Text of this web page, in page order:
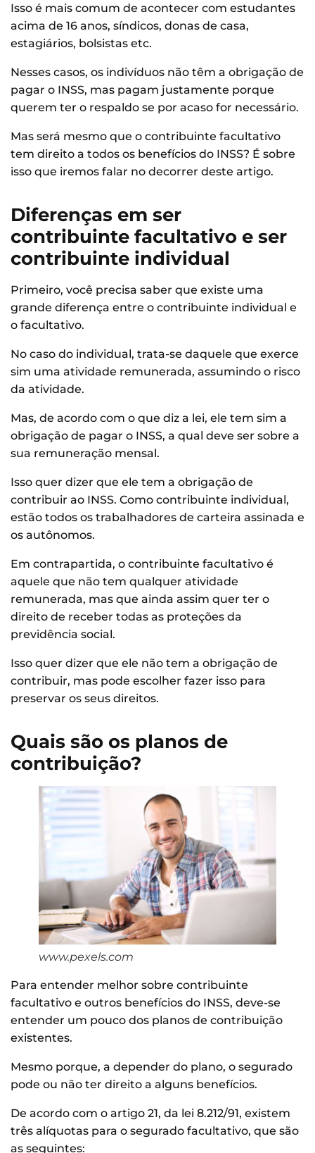
Isso é mais comum de acontecer com estudantes
acima de 16 anos, síndicos, donas de casa,
estagiários, bolsistas etc.
Nesses casos, os indivíduos não têm a obrigação de
pagar o INSS, mas pagam justamente porque
querem ter o respaldo se por acaso for necessário.
Mas será mesmo que o contribuinte facultativo
tem direito a todos os benefícios do INSS? É sobre
isso que iremos falar no decorrer deste artigo.
Diferenças em ser
contribuinte facultativo e ser
contribuinte individual
Primeiro, você precisa saber que existe uma
grande diferença entre o contribuinte individual e
o facultativo.
No caso do individual, trata-se daquele que exerce
sim uma atividade remunerada, assumindo o risco
da atividade.
Mas, de acordo com o que diz a lei, ele tem sim a
obrigação de pagar o INSS, a qual deve ser sobre a
sua remuneração mensal.
Isso quer dizer que ele tem a obrigação de
contribuir ao INSS. Como contribuinte individual,
estão todos os trabalhadores de carteira assinada e
os autônomos.
Em contrapartida, o contribuinte facultativo é
aquele que não tem qualquer atividade
remunerada, mas que ainda assim quer ter o
direito de receber todas as proteções da
previdência social.
Isso quer dizer que ele não tem a obrigação de
contribuir, mas pode escolher fazer isso para
preservar os seus direitos.
Quais são os planos de
contribuição?
www.pexels.com
Para entender melhor sobre contribuinte
facultativo e outros benefícios do INSS, deve-se
entender um pouco dos planos de contribuição
existentes.
Mesmo porque, a depender do plano, o segurado
pode ou não ter direito a alguns benefícios.
De acordo com o artigo 21, da lei 8.212/91, existem
três alíquotas para o segurado facultativo, que são
as seguintes: